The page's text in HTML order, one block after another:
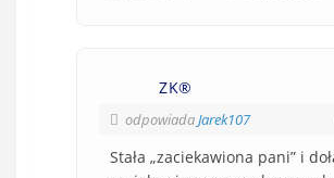
ZK®️
odpowiadaJarek107
Stała „zaciekawiona pani” i